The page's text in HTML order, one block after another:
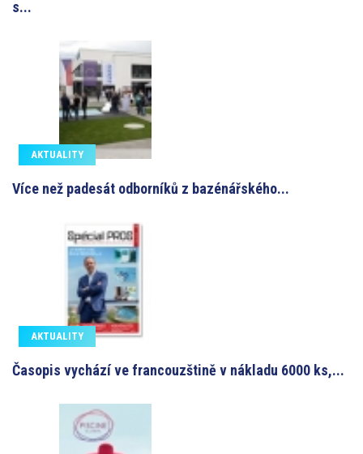
s...
AKTUALITY
Více než padesát odborníků z bazénářského...
AKTUALITY
Časopis vychází ve francouzštině v nákladu 6000 ks,...